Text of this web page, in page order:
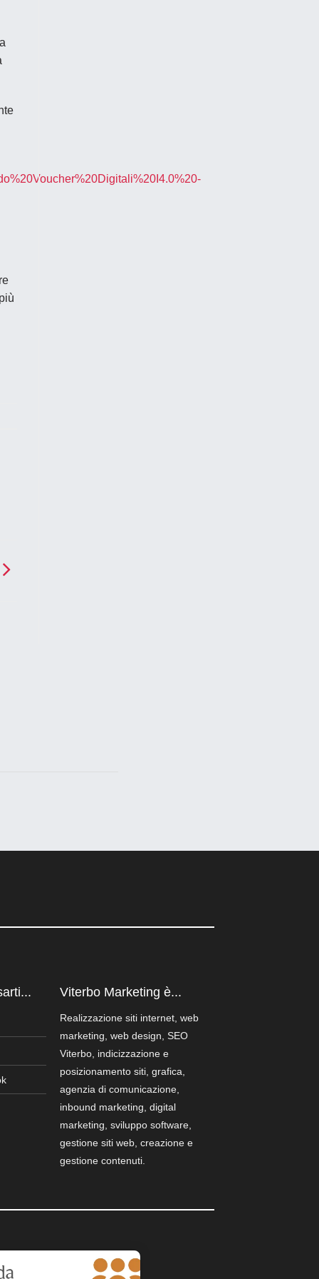
Viterbo Marketing è...
Realizzazione siti internet, web
marketing, web design, SEO
Viterbo, indicizzazione e
posizionamento siti, grafica,
agenzia di comunicazione,
inbound marketing, digital
marketing, sviluppo software,
gestione siti web, creazione e
gestione contenuti.